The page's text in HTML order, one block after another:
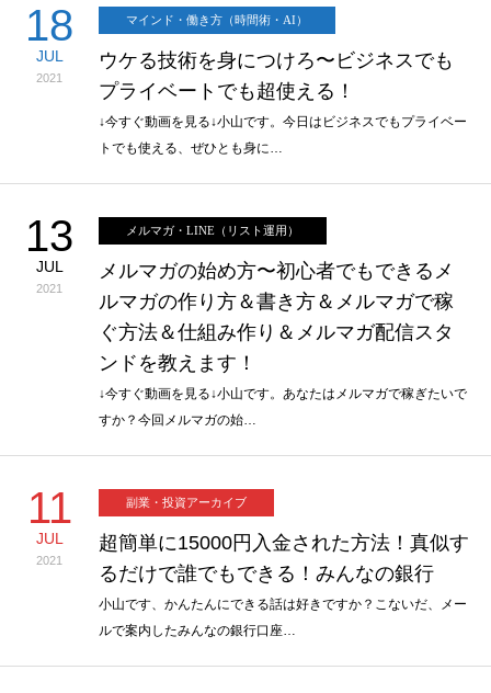
18
JUL
2021
マインド・働き方（時間術・AI）
ウケる技術を身につけろ〜ビジネスでも
プライベートでも超使える！
↓今すぐ動画を見る↓小山です。今日はビジネスでもプライベー
トでも使える、ぜひとも身に…
13
JUL
2021
メルマガ・LINE（リスト運用）
メルマガの始め方〜初心者でもできるメ
ルマガの作り方＆書き方＆メルマガで稼
ぐ方法＆仕組み作り＆メルマガ配信スタ
ンドを教えます！
↓今すぐ動画を見る↓小山です。あなたはメルマガで稼ぎたいで
すか？今回メルマガの始…
11
JUL
2021
副業・投資アーカイブ
超簡単に15000円入金された方法！真似す
るだけで誰でもできる！みんなの銀行
小山です、かんたんにできる話は好きですか？こないだ、メー
ルで案内したみんなの銀行口座…